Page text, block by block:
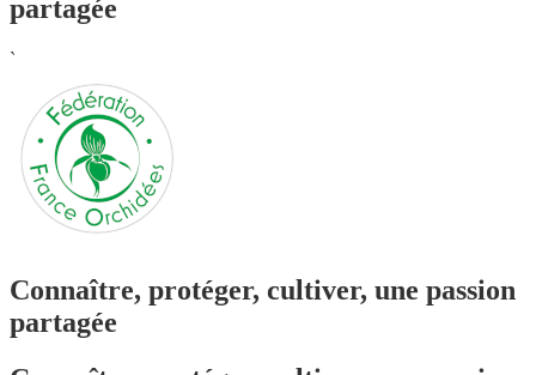
partagée
`
Connaître, protéger, cultiver, une passion
partagée